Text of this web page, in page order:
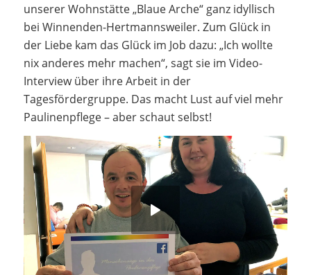
unserer Wohnstätte „Blaue Arche“ ganz idyllisch
bei Winnenden-Hertmannsweiler. Zum Glück in
der Liebe kam das Glück im Job dazu: „Ich wollte
nix anderes mehr machen“, sagt sie im Video-
Interview über ihre Arbeit in der
Tagesfördergruppe. Das macht Lust auf viel mehr
Paulinenpflege – aber schaut selbst!